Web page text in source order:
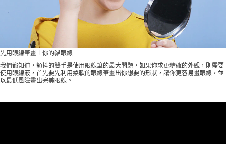
先用眼線筆畫上你的貓眼線
我們都知道，顫抖的雙手是使用眼線筆的最大問題，如果你求更精確的外觀，則需要
使用眼線液，首先要先利用柔軟的眼線筆畫出你想要的形狀，讓你更容易畫眼線，並
以最低風險畫出完美眼線。